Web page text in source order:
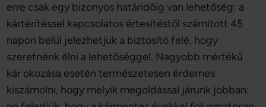
erre csak egy bizonyos határidőig van lehetőség: a
kártérítéssel kapcsolatos értesítéstől számított 45
napon belül jelezhetjük a biztosító felé, hogy
szeretnénk élni a lehetőséggel. Nagyobb mértékű
kár okozása esetén természetesen érdemes
kiszámolni, hogy melyik megoldással járunk jobban: